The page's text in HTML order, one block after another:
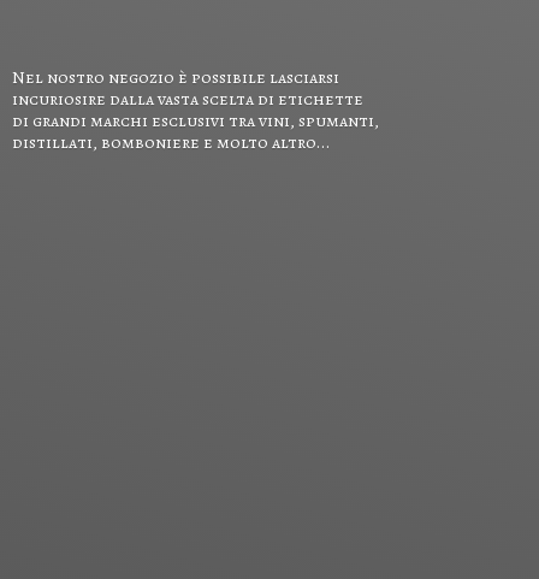
Nel nostro negozio è possibile lasciarsi
incuriosire dalla vasta scelta di etichette
di grandi marchi esclusivi tra vini, spumanti,
distillati, bomboniere e molto altro...